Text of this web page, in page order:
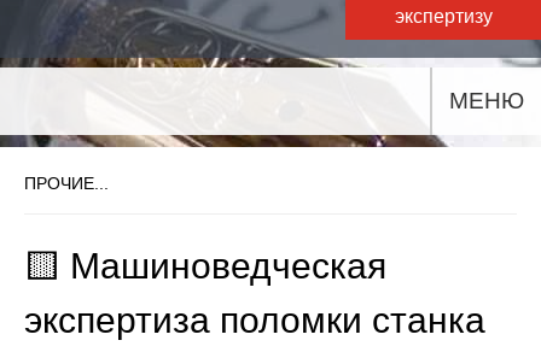
экспертизу
МЕНЮ
ПРОЧИЕ...
🟨 Машиноведческая
экспертиза поломки станка